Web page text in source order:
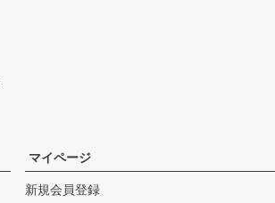
マイページ
新規会員登録